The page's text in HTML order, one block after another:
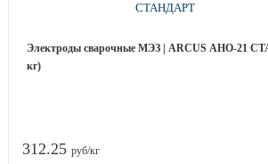
Электроды сварочные МЭЗ | ARCUS АНО-21
кг)
312.25 руб/кг